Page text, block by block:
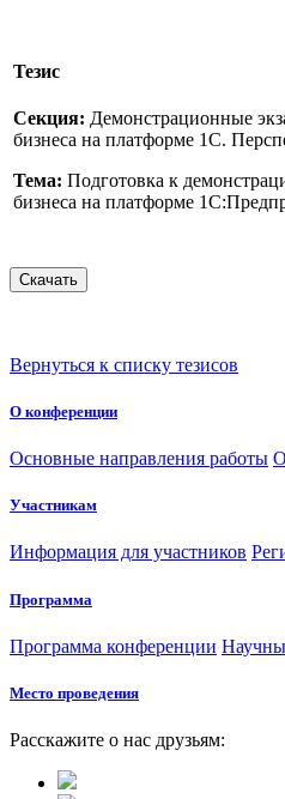
Тезис
Секция: Демонстрационные
бизнеса на платформе 1С.
Тема: Подготовка к
бизнеса на платформе
Вернуться к списку тезисов
О конференции
Основные направления работы
Участникам
Информация для участников
Программа
Программа конференции
Место проведения
Расскажите о нас друзьям: